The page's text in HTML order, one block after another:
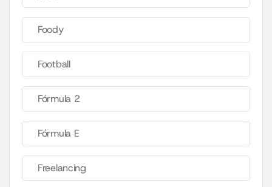
Foody
Football
Fórmula 2
Fórmula E
Freelancing